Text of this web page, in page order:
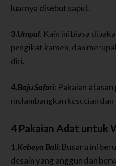
luarnya disebut saput.
3.Umpal: Kain ini biasa
pengikat kamen, dan
diri.
4.Baju Safari: Pakaian
melambangkan kesucian
4 Pakaian Adat untuk
1.Kebaya Bali: Busana ini
desain yang anggun dan